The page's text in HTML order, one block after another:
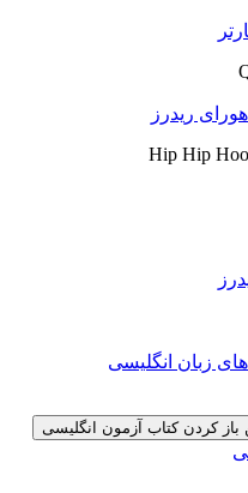
ریدرز
Hip Hip
زبان انگلیسی
باز کردن کتاب آزمون انگلیسی